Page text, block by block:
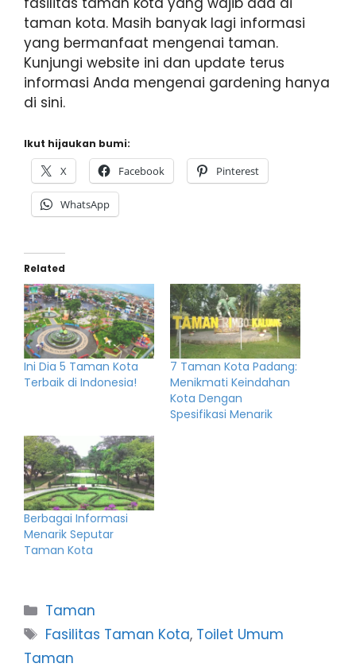
taman kota. Masih banyak lagi informasi
yang bermanfaat mengenai taman.
Kunjungi website ini dan update terus
informasi Anda mengenai gardening hanya
di sini.
Ikut hijaukan bumi:
X Facebook Pinterest
WhatsApp
Related
Ini Dia 5 Taman Kota
Terbaik di Indonesia!
7 Taman Kota Padang:
Menikmati Keindahan
Kota Dengan
Spesifikasi Menarik
Berbagai Informasi
Menarik Seputar
Taman Kota
Categories
Taman
Tags
Fasilitas Taman Kota, Toilet Umum
Taman